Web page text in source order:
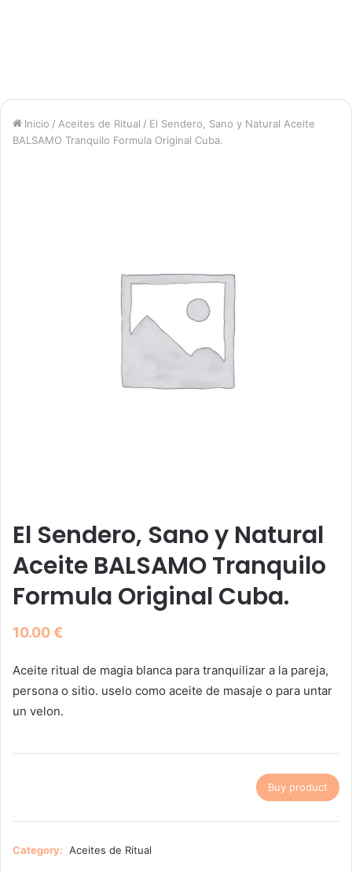
Inicio / Aceites de Ritual / El Sendero, Sano y Natural Aceite
BALSAMO Tranquilo Formula Original Cuba.
El Sendero, Sano y Natural
Aceite BALSAMO Tranquilo
Formula Original Cuba.
10.00€
Aceite ritual de magia blanca para tranquilizar a la pareja,
persona o sitio. uselo como aceite de masaje o para untar
un velon.
Buy product
Category: Aceites de Ritual